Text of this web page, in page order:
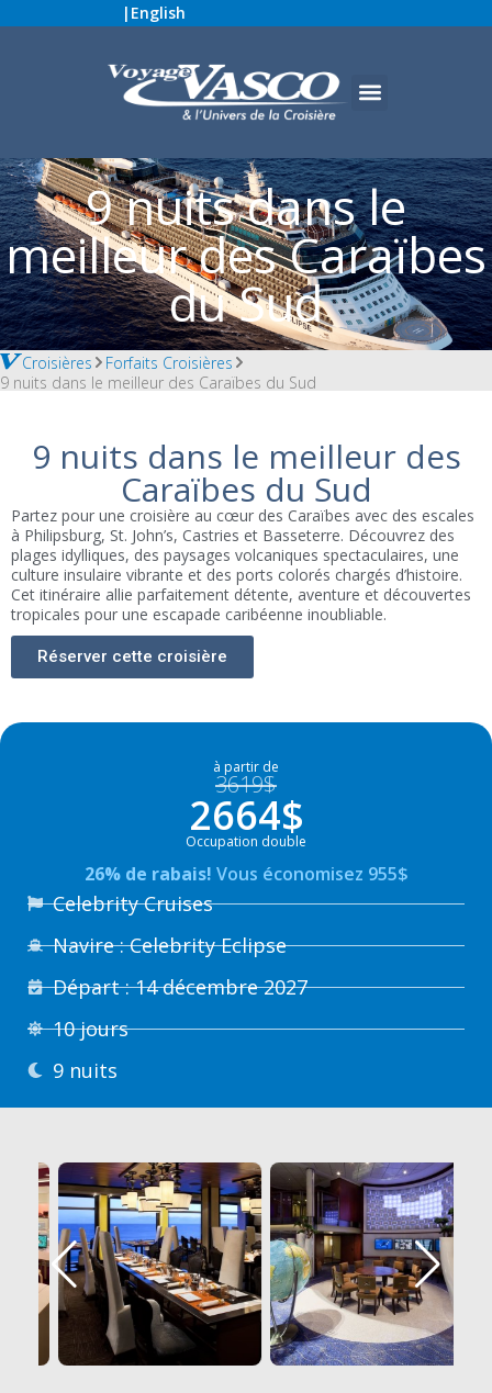
| English
9 nuits dans le
meilleur des Caraïbes
du Sud
Croisières
Forfaits Croisières
9 nuits dans le meilleur des Caraïbes du Sud
9 nuits dans le meilleur des
Caraïbes du Sud
Partez pour une croisière au cœur des Caraïbes avec des escales
à Philipsburg, St. John’s, Castries et Basseterre. Découvrez des
plages idylliques, des paysages volcaniques spectaculaires, une
culture insulaire vibrante et des ports colorés chargés d’histoire.
Cet itinéraire allie parfaitement détente, aventure et découvertes
tropicales pour une escapade caribéenne inoubliable.
Réserver cette croisière
à partir de
3619$
2664$
Occupation double
26% de rabais! Vous économisez 955$
Celebrity Cruises
Navire : Celebrity Eclipse
Départ : 14 décembre 2027
10 jours
9 nuits